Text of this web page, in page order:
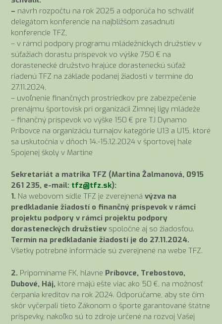
– návrh rozpočtu na rok 2025 a odporúča ho schváliť
delegátom konferencie na najbližšom zasadnutí
konferencie TFZ,
– v rámci podpory programu mládežníckych družstiev v
súťažiach dorastu príspevok vo výške 750 € na
dorastenecké družstvo hrajúce dorasteneckú súťaž
riadenú TFZ na základe podanej žiadosti v termíne do
27.11.2024,
– uvoľnenie finančných prostriedkov pre zabezpečenie
prenájmu športovísk pri organizácii Zimnej ligy mládeže
– finančný príspevok vo výške 150 € pre TJ Dynamo
Príbovce na organizáciu turnajov kategórie U13 a U15, ktoré
sa uskutočnia v dňoch 14.-15.12.2024 v športovej hale
Spojenej školy v Martine
Sekretariát a matrika TFZ (Martina Žalmanová, 0915
261 235, e-mail: tfz@tfz.sk):
1. Na webovom sídle TFZ je zverejnená výzva na
predkladanie žiadostí o finančný príspevok v rámci
projektu podpory v rámci projektu podpory
dorasteneckých družstiev spoločne aj so žiadosťou.
Termín na predkladanie žiadostí je do 27.11.2024.
Všetky potrebné informácie sú zverejnené na webe TFZ.
2. Pripomíname FK, hlavne Príbovce, Trebostovo,
Dubové, Háj, ktoré majú ešte viac ako 50 €, na možnosť
čerpania kreditov na rok 2024. Odporúčame, aby ste čím
skôr vyčerpali tieto Zákonom o športe garantované štátne
príspevky, nakoľko sú to zdroje určené na rozvoj Vašej